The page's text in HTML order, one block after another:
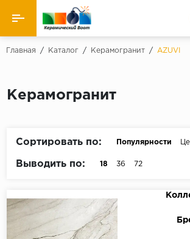
Назад
Керамическая плитка
Клинкер
Главная / Каталог / Керамогранит / AZUVI
Керамогранит
Сортировать по: Популярности
Выводить по: 18 36 72